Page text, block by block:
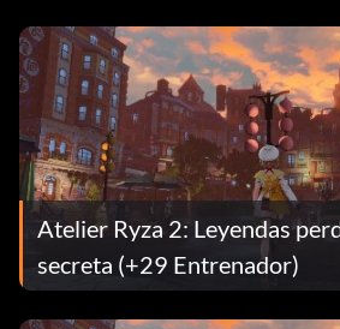
Atelier Ryza 2: Leyendas
secreta (+29 Entrenador)